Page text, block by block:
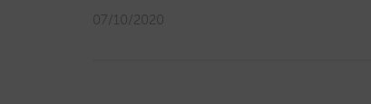
07/10/2020